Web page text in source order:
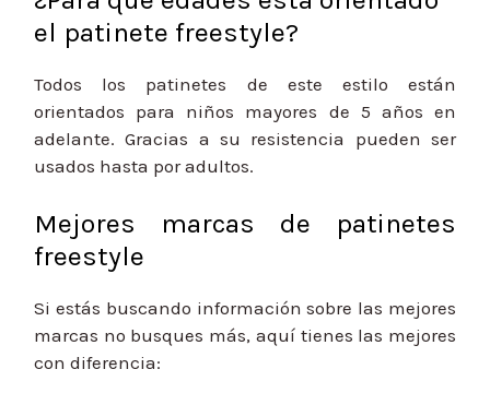
el patinete freestyle?
Todos los patinetes de este estilo están
orientados para niños mayores de 5 años en
adelante. Gracias a su resistencia pueden ser
usados hasta por adultos.
Mejores marcas de patinetes
freestyle
Si estás buscando información sobre las mejores
marcas no busques más, aquí tienes las mejores
con diferencia: